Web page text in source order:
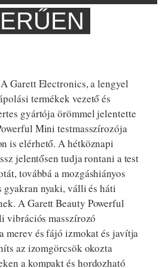
A Garett Electronics, a lengyel
termékek vezető és
gyártója örömmel jelentette
Mini testmasszírozója
is elérhető. A hétköznapi
jelentősen tudja rontani a test
továbbá a mozgáshiányos
gyakran nyaki, válli és háti
A Garett Beauty Powerful
vibrációs masszírozó
merev és fájó izmokat és javítja
az izomgörcsök okozta
a kompakt és hordozható